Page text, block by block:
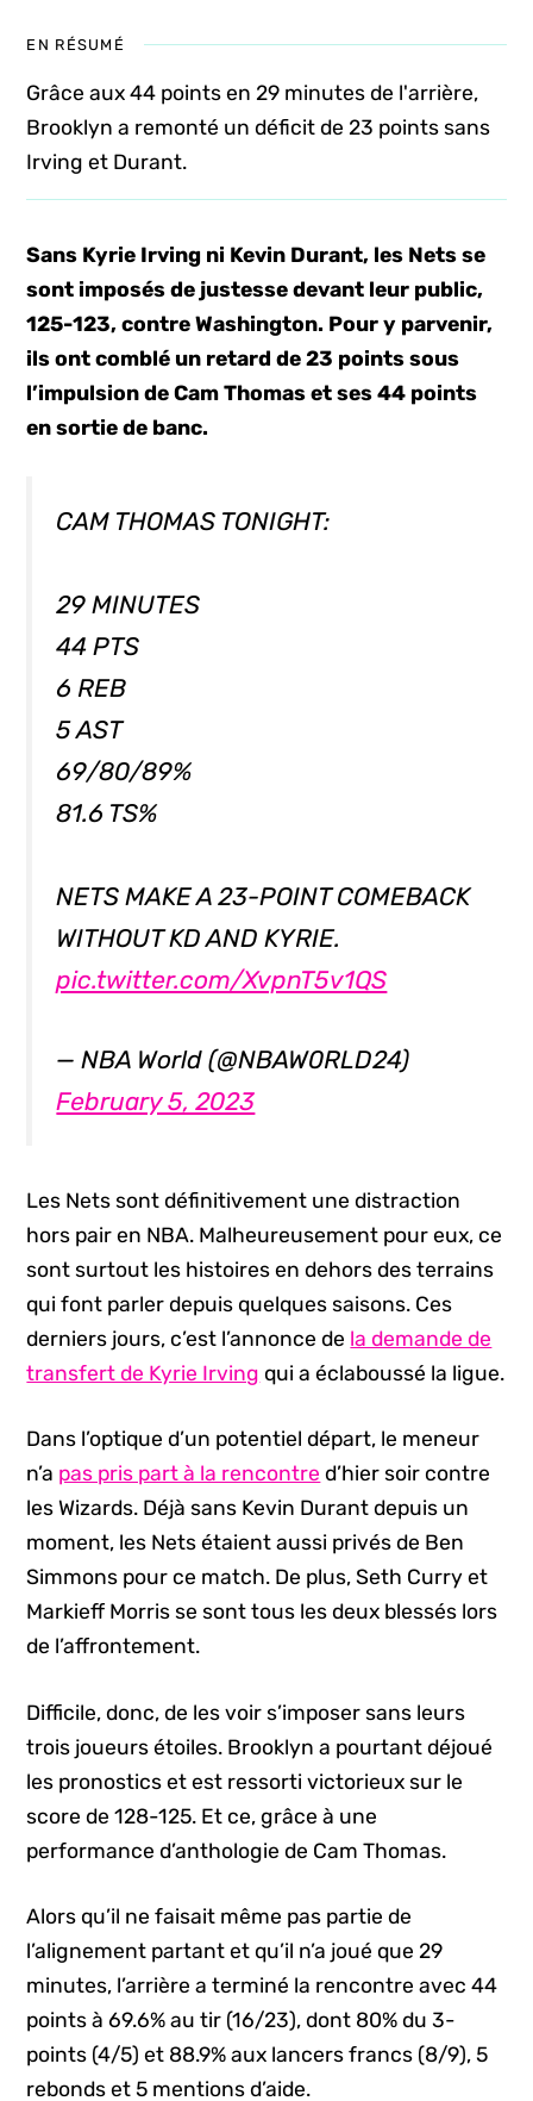
EN RÉSUMÉ
Grâce aux 44 points en 29 minutes de l'arrière,
Brooklyn a remonté un déficit de 23 points sans
Irving et Durant.
Sans Kyrie Irving ni Kevin Durant, les Nets se
sont imposés de justesse devant leur public,
125-123, contre Washington. Pour y parvenir,
ils ont comblé un retard de 23 points sous
l’impulsion de Cam Thomas et ses 44 points
en sortie de banc.
CAM THOMAS TONIGHT:
29 MINUTES
44 PTS
6 REB
5 AST
69/80/89%
81.6 TS%
NETS MAKE A 23-POINT COMEBACK
WITHOUT KD AND KYRIE.
pic.twitter.com/XvpnT5v1QS
— NBA World (@NBAW0RLD24)
February 5, 2023
Les Nets sont définitivement une distraction
hors pair en NBA. Malheureusement pour eux, ce
sont surtout les histoires en dehors des terrains
qui font parler depuis quelques saisons. Ces
derniers jours, c’est l’annonce de la demande de
transfert de Kyrie Irving qui a éclaboussé la ligue.
Dans l’optique d’un potentiel départ, le meneur
n’a pas pris part à la rencontre d’hier soir contre
les Wizards. Déjà sans Kevin Durant depuis un
moment, les Nets étaient aussi privés de Ben
Simmons pour ce match. De plus, Seth Curry et
Markieff Morris se sont tous les deux blessés lors
de l’affrontement.
Difficile, donc, de les voir s’imposer sans leurs
trois joueurs étoiles. Brooklyn a pourtant déjoué
les pronostics et est ressorti victorieux sur le
score de 128-125. Et ce, grâce à une
performance d’anthologie de Cam Thomas.
Alors qu’il ne faisait même pas partie de
l’alignement partant et qu’il n’a joué que 29
minutes, l’arrière a terminé la rencontre avec 44
points à 69.6% au tir (16/23), dont 80% du 3-
points (4/5) et 88.9% aux lancers francs (8/9), 5
rebonds et 5 mentions d’aide.